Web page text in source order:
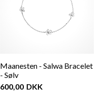
Maanesten - Salwa Bracelet
- Sølv
600,00 DKK